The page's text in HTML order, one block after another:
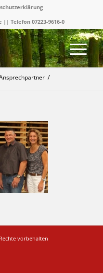
Telefon 07223-9616-0
/
vorbehalten